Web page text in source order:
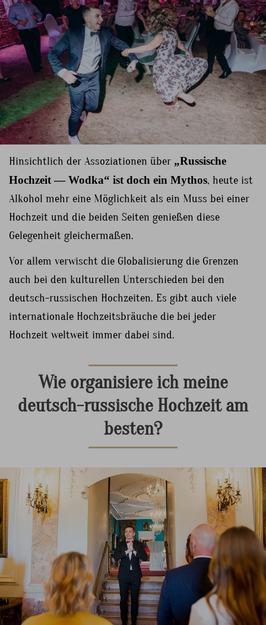
Hinsichtlich der Assoziationen über „Russische
Hochzeit — Wodka“ ist doch ein Mythos, heute ist
Alkohol mehr eine Möglichkeit als ein Muss bei einer
Hochzeit und die beiden Seiten genießen diese
Gelegenheit gleichermaßen.
Vor allem verwischt die Globalisierung die Grenzen
auch bei den kulturellen Unterschieden bei den
deutsch-russischen Hochzeiten. Es gibt auch viele
internationale Hochzeitsbräuche die bei jeder
Hochzeit weltweit immer dabei sind.
Wie organisiere ich meine
deutsch-russische Hochzeit am
besten?